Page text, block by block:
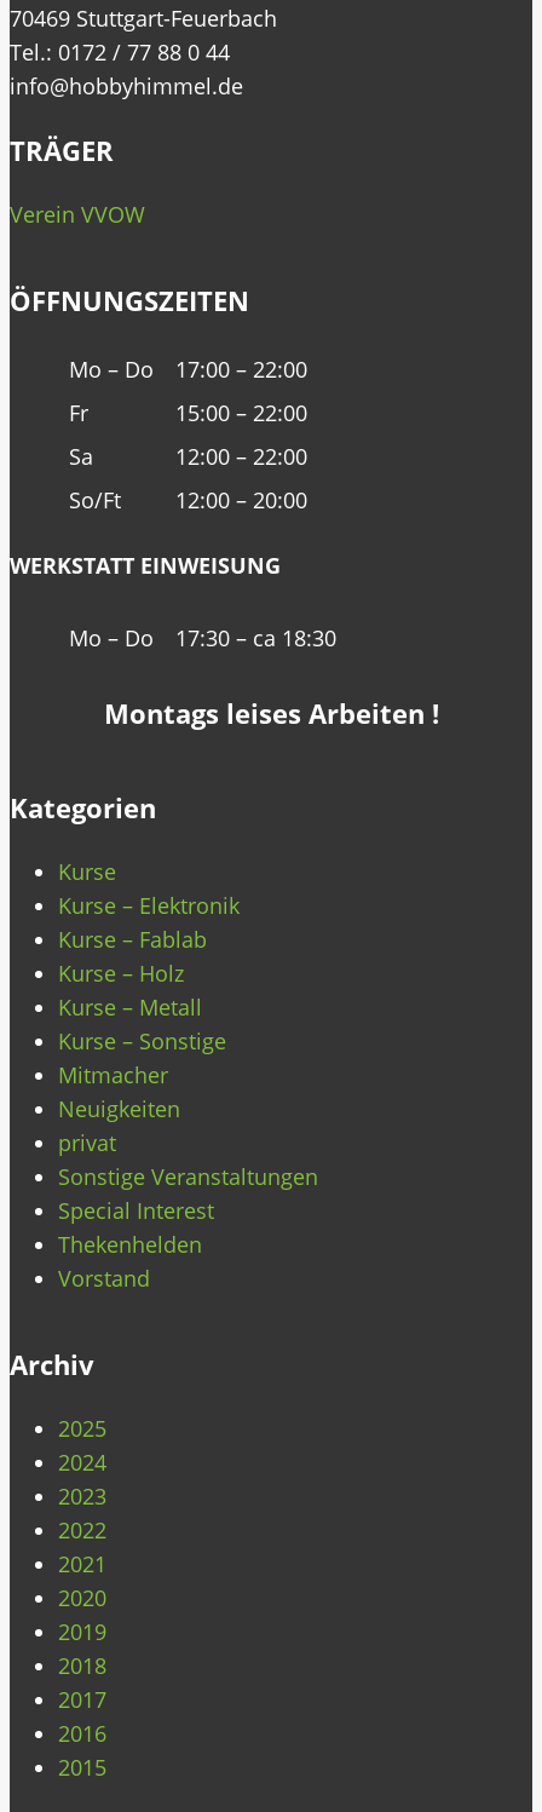
70469 Stuttgart-Feuerbach
Tel.: 0172 / 77 88 0 44
info@hobbyhimmel.de
TRÄGER
Verein VVOW
ÖFFNUNGSZEITEN
Mo – Do
17:00 – 22:00
Fr
15:00 – 22:00
Sa
12:00 – 22:00
So/Ft
12:00 – 20:00
WERKSTATT EINWEISUNG
Mo – Do 17:30 – ca 18:30
Montags leises Arbeiten !
Kategorien
Kurse
Kurse – Elektronik
Kurse – Fablab
Kurse – Holz
Kurse – Metall
Kurse – Sonstige
Mitmacher
Neuigkeiten
privat
Sonstige Veranstaltungen
Special Interest
Thekenhelden
Vorstand
Archiv
2025
2024
2023
2022
2021
2020
2019
2018
2017
2016
2015